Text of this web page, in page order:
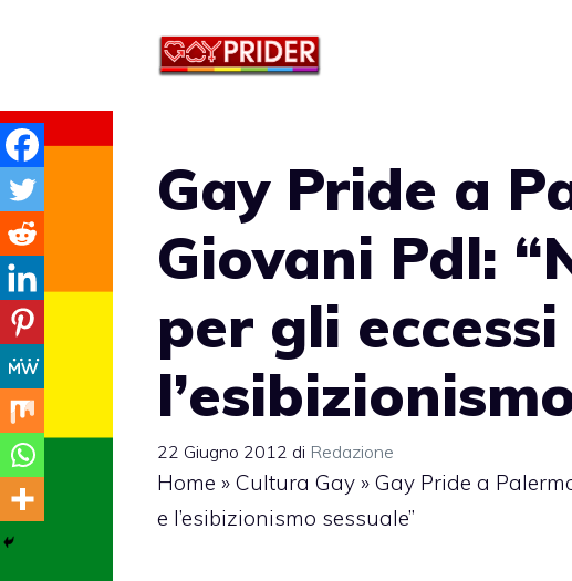
Gay Pride a
Giovani Pdl:
per gli eccessi
22 Giugno 2012 di Redazione
Home » Cultura Gay » Gay Pride a
e l’esibizionismo sessuale”